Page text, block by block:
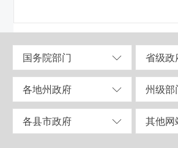
国务院部门 省级政
各地州政府 州级部
各县市政府 其他网